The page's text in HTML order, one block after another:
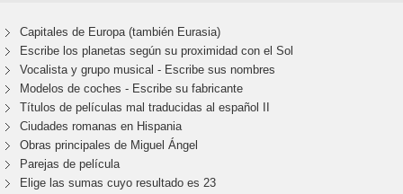
Capitales de Europa (también Eurasia)
Escribe los planetas según su proximidad con el Sol
Vocalista y grupo musical - Escribe sus nombres
Modelos de coches - Escribe su fabricante
Títulos de películas mal traducidas al español II
Ciudades romanas en Hispania
Obras principales de Miguel Ángel
Parejas de película
Elige las sumas cuyo resultado es 23